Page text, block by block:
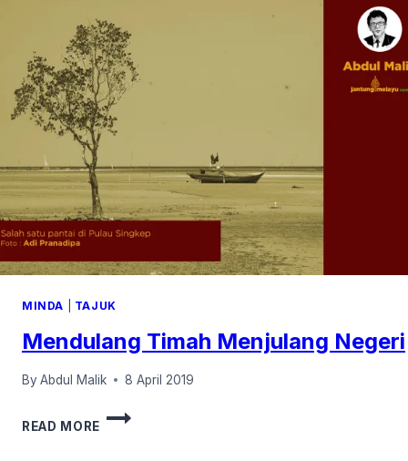
MINDA TAJUK
Mendulang Timah Menjulang Negeri
By Abdul Malik 8 April 2019
READ MORE
MENDULANG